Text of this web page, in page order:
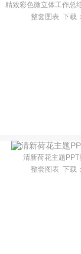
精致彩色微立体工作总
整套图表 下载
清新荷花主题PPT
整套图表 下载